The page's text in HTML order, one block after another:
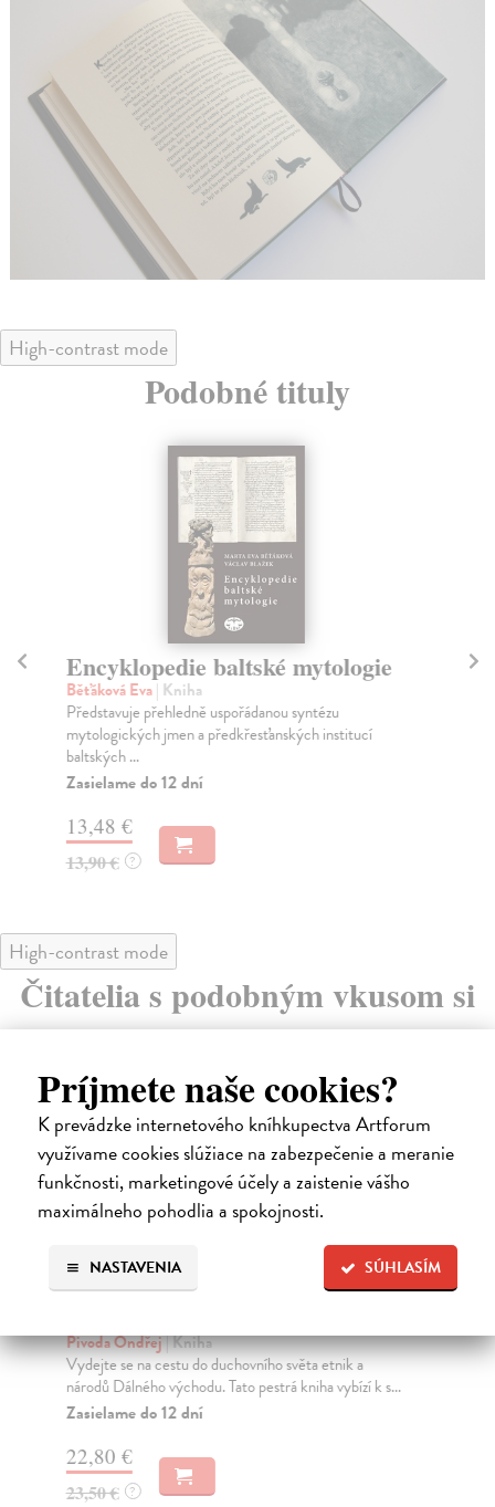
Príjmete naše cookies?
K prevádzke internetového kníhkupectva Artforum
využívame cookies slúžiace na zabezpečenie a meranie
funkčnosti, marketingové účely a zaistenie vášho
maximálneho pohodlia a spokojnosti.
SÚHLASÍM
NASTAVENIA
High-contrast mode
Podobné tituly
Encyklopedie baltské mytologie
Běťáková Eva| Kniha
Představuje přehledně uspořádanou syntézu
mytologických jmen a předkřesťanských institucí
baltských ...
Zasielame do 12 dní
13,48 €
13,90 € ?
High-contrast mode
Čitatelia s podobným vkusom si
kúpili aj:
Pivoda Ondřej| Kniha
Vydejte se na cestu do duchovního světa etnik a
národů Dálného východu. Tato pestrá kniha vybízí k s...
Zasielame do 12 dní
22,80 €
23,50 € ?